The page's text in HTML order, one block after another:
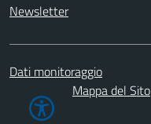
Newsletter
Dati monitoraggio
Mappa del Sito